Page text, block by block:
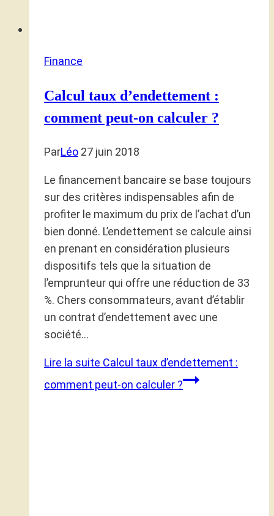
Finance
Calcul taux d’endettement :
comment peut-on calculer ?
ParLéo 27 juin 2018
Le financement bancaire se base toujours
sur des critères indispensables afin de
profiter le maximum du prix de l’achat d’un
bien donné. L’endettement se calcule ainsi
en prenant en considération plusieurs
dispositifs tels que la situation de
l’emprunteur qui offre une réduction de 33
%. Chers consommateurs, avant d’établir
un contrat d’endettement avec une
société…
Lire la suite Calcul taux d’endettement :
comment peut-on calculer ?